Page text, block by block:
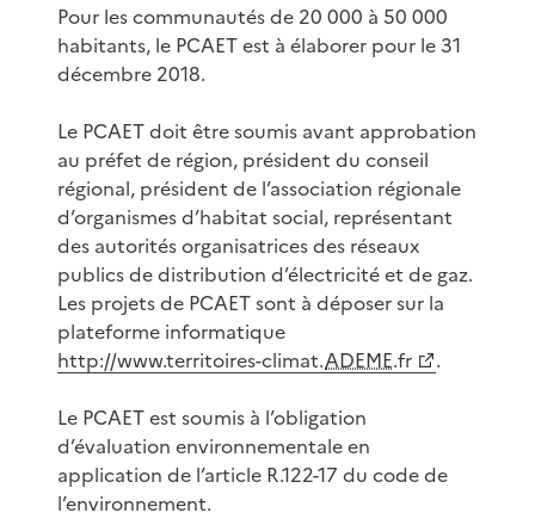
Pour les communautés de 20 000 à 50 000
habitants, le PCAET est à élaborer pour le 31
décembre 2018.
Le PCAET doit être soumis avant approbation
au préfet de région, président du conseil
régional, président de l’association régionale
d’organismes d’habitat social, représentant
des autorités organisatrices des réseaux
publics de distribution d’électricité et de gaz.
Les projets de PCAET sont à déposer sur la
plateforme informatique
http://www.territoires-climat.ADEME.fr
.
Le PCAET est soumis à l’obligation
d’évaluation environnementale en
application de l’article R.122-17 du code de
l’environnement.